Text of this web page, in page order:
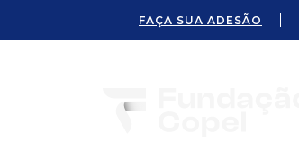
FAÇA SUA ADESÃO